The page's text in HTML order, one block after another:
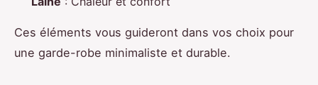
Ces éléments vous guideront dans vos choix pour
une garde-robe minimaliste et durable.